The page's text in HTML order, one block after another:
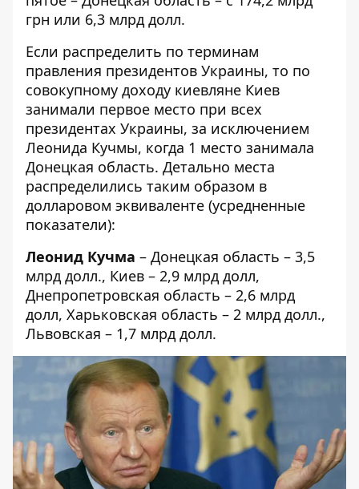
грн или 6,3 млрд долл.
Если распределить по терминам
правления президентов Украины, то по
совокупному доходу киевляне Киев
занимали первое место при всех
президентах Украины, за исключением
Леонида Кучмы, когда 1 место занимала
Донецкая область. Детально места
распределились таким образом в
долларовом эквиваленте (усредненные
показатели):
Леонид Кучма – Донецкая область – 3,5
млрд долл., Киев – 2,9 млрд долл,
Днепропетровская область – 2,6 млрд
долл, Харьковская область – 2 млрд долл.,
Львовская – 1,7 млрд долл.